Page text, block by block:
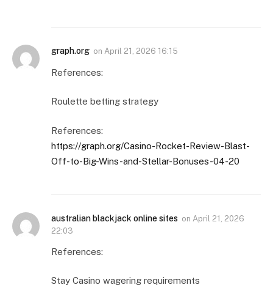
graph.org on April 21, 2026 16:15
References:
Roulette betting strategy
References:
https://graph.org/Casino-Rocket-Review-Blast-
Off-to-Big-Wins-and-Stellar-Bonuses-04-20
australian blackjack online sites on April 21, 2026
22:03
References:
Stay Casino wagering requirements